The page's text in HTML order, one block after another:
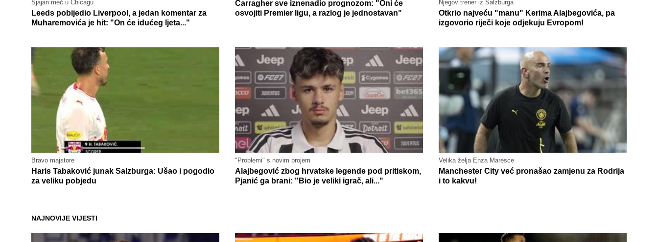
Sjajan meč u Chicagu
Leeds pobijedio Liverpool, a jedan komentar za
Muharemovića je hit: "On će idućeg ljeta..."
Carragher sve iznenadio prognozom: "Oni će
osvojiti Premier ligu, a razlog je jednostavan"
Njegov trener iz Salzburga
Otkrio najveću "manu" Kerima Alajbegovića, pa
izgovorio riječi koje odjekuju Evropom!
Bravo majstore
Haris Tabaković junak Salzburga: Ušao i pogodio
za veliku pobjedu
"Problemi" s novim brojem
Alajbegović zbog hrvatske legende pod pritiskom,
Pjanić ga brani: "Bio je veliki igrač, ali..."
Velika želja Enza Maresce
Manchester City već pronašao zamjenu za Rodrija
i to kakvu!
NAJNOVIJE VIJESTI